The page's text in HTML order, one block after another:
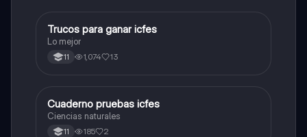
Química
Trucos para ganar icfes
Lo mejor
11 1,074 13
Biologia
Cuaderno pruebas icfes
Ciencias naturales
11 185 2